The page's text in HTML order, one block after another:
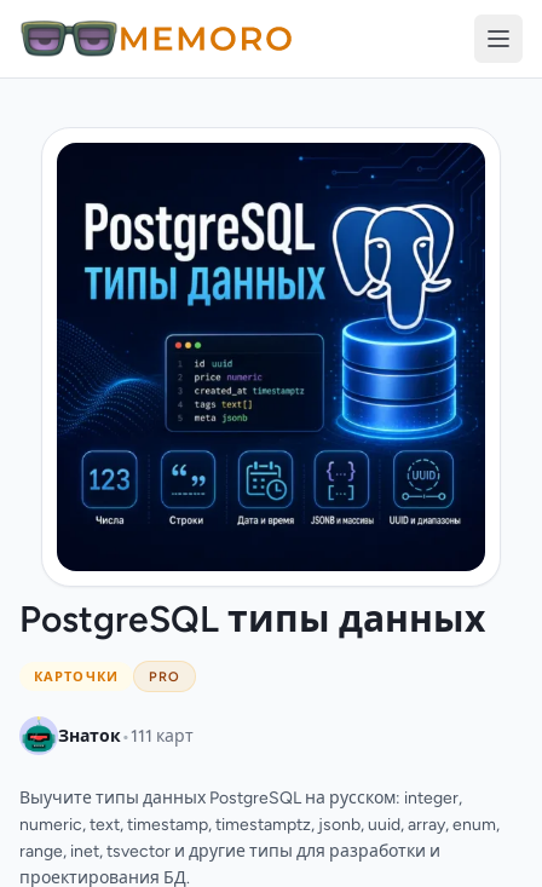
PostgreSQL типы данных
КАРТОЧКИ PRO
Знаток•111 карт
Выучите типы данных PostgreSQL на русском: integer,
numeric, text, timestamp, timestamptz, jsonb, uuid, array, enum,
range, inet, tsvector и другие типы для разработки и
проектирования БД.